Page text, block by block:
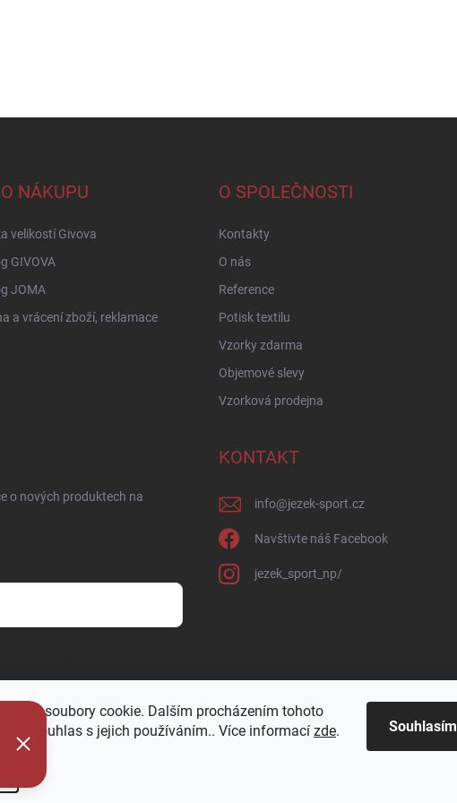
soubory cookie. Dalším procházením tohoto
souhlas s jejich používáním.. Více informací zde. Souhlasím
NÁKUPU
velikostí Givova
GIVOVA
JOMA
a vrácení zboží, reklamace
O SPOLEČNOSTI
Kontakty
O nás
Reference
Potisk textilu
Vzorky zdarma
Objemové slevy
Vzorková prodejna
o nových produktech na
KONTAKT
info@jezek-sport.cz
Navštivte náš Facebook
jezek_sport_np/
Upravit nastavení cookies